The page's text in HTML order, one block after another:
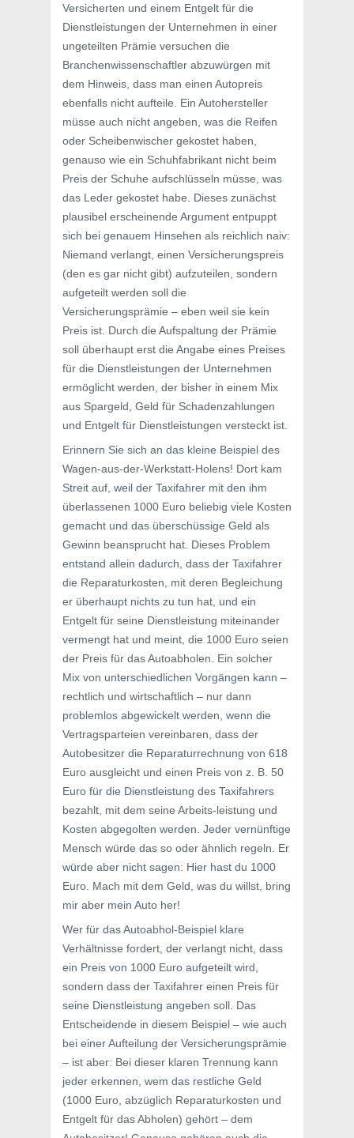
Versicherten und einem Entgelt für die
Dienstleistungen der Unternehmen in einer
ungeteilten Prämie versuchen die
Branchenwissenschaftler abzuwürgen mit
dem Hinweis, dass man einen Autopreis
ebenfalls nicht aufteile. Ein Autohersteller
müsse auch nicht angeben, was die Reifen
oder Scheibenwischer gekostet haben,
genauso wie ein Schuhfabrikant nicht beim
Preis der Schuhe aufschlüsseln müsse, was
das Leder gekostet habe. Dieses zunächst
plausibel erscheinende Argument entpuppt
sich bei genauem Hinsehen als reichlich naiv:
Niemand verlangt, einen Versicherungspreis
(den es gar nicht gibt) aufzuteilen, sondern
aufgeteilt werden soll die
Versicherungsprämie – eben weil sie kein
Preis ist. Durch die Aufspaltung der Prämie
soll überhaupt erst die Angabe eines Preises
für die Dienstleistungen der Unternehmen
ermöglicht werden, der bisher in einem Mix
aus Spargeld, Geld für Schadenzahlungen
und Entgelt für Dienstleistungen versteckt ist.
Erinnern Sie sich an das kleine Beispiel des
Wagen-aus-der-Werkstatt-Holens! Dort kam
Streit auf, weil der Taxifahrer mit den ihm
überlassenen 1000 Euro beliebig viele Kosten
gemacht und das überschüssige Geld als
Gewinn beansprucht hat. Dieses Problem
entstand allein dadurch, dass der Taxifahrer
die Reparaturkosten, mit deren Begleichung
er überhaupt nichts zu tun hat, und ein
Entgelt für seine Dienstleistung miteinander
vermengt hat und meint, die 1000 Euro seien
der Preis für das Autoabholen. Ein solcher
Mix von unterschiedlichen Vorgängen kann –
rechtlich und wirtschaftlich – nur dann
problemlos abgewickelt werden, wenn die
Vertragsparteien vereinbaren, dass der
Autobesitzer die Reparaturrechnung von 618
Euro ausgleicht und einen Preis von z. B. 50
Euro für die Dienstleistung des Taxifahrers
bezahlt, mit dem seine Arbeits-leistung und
Kosten abgegolten werden. Jeder vernünftige
Mensch würde das so oder ähnlich regeln. Er
würde aber nicht sagen: Hier hast du 1000
Euro. Mach mit dem Geld, was du willst, bring
mir aber mein Auto her!
Wer für das Autoabhol-Beispiel klare
Verhältnisse fordert, der verlangt nicht, dass
ein Preis von 1000 Euro aufgeteilt wird,
sondern dass der Taxifahrer einen Preis für
seine Dienstleistung angeben soll. Das
Entscheidende in diesem Beispiel – wie auch
bei einer Aufteilung der Versicherungsprämie
– ist aber: Bei dieser klaren Trennung kann
jeder erkennen, wem das restliche Geld
(1000 Euro, abzüglich Reparaturkosten und
Entgelt für das Abholen) gehört – dem